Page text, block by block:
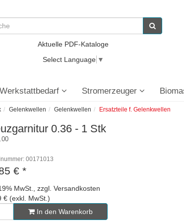
Aktuelle PDF-Kataloge
Select Language ▼
Stromerzeuger
Gelenkwellen Gelenkwellen Ersatzteile f. Gelenkwellen
0.36 - 1 Stk
00171013
€ *
MwSt., zzgl. Versandkosten
€ (exkl. MwSt.)
In den Warenkorb